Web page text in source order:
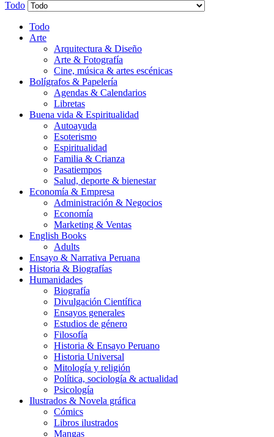
Todo
Todo
Arte
Arquitectura & Diseño
Arte & Fotografía
Cine, música & artes escénicas
Bolígrafos & Papelería
Agendas & Calendarios
Libretas
Buena vida & Espiritualidad
Autoayuda
Esoterismo
Espiritualidad
Familia & Crianza
Pasatiempos
Salud, deporte & bienestar
Economía & Empresa
Administración & Negocios
Economía
Marketing & Ventas
English Books
Adults
Ensayo & Narrativa Peruana
Historia & Biografías
Humanidades
Biografía
Divulgación Científica
Ensayos generales
Estudios de género
Filosofía
Historia & Ensayo Peruano
Historia Universal
Mitología y religión
Política, sociología & actualidad
Psicología
Ilustrados & Novela gráfica
Cómics
Libros ilustrados
Mangas